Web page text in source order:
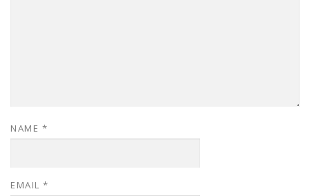
NAME *
EMAIL *